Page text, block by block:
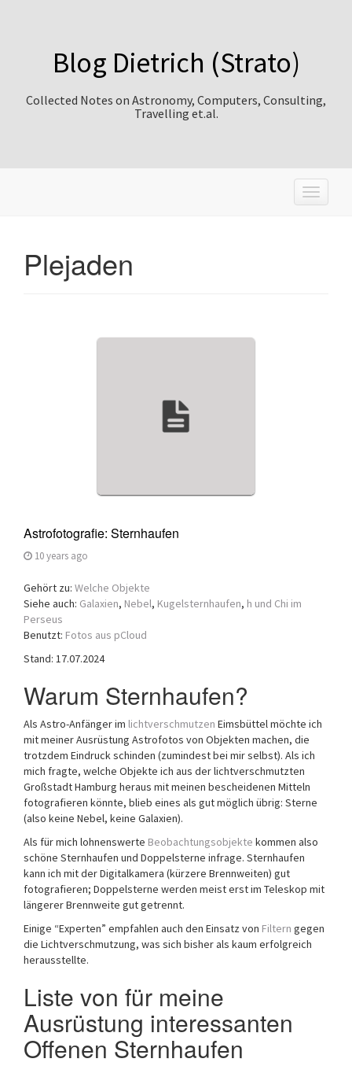
Blog Dietrich (Strato)
Collected Notes on Astronomy, Computers, Consulting,
Travelling et.al.
T
o
Plejaden
Astrofotografie: Sternhaufen
10 years ago
Gehört zu: Welche Objekte
Siehe auch: Galaxien, Nebel, Kugelsternhaufen, h und Chi im
Perseus
Benutzt: Fotos aus pCloud
Stand: 17.07.2024
Warum Sternhaufen?
Als Astro-Anfänger im lichtverschmutzen Eimsbüttel möchte ich
mit meiner Ausrüstung Astrofotos von Objekten machen, die
trotzdem Eindruck schinden (zumindest bei mir selbst). Als ich
mich fragte, welche Objekte ich aus der lichtverschmutzten
Großstadt Hamburg heraus mit meinen bescheidenen Mitteln
fotografieren könnte, blieb eines als gut möglich übrig: Sterne
(also keine Nebel, keine Galaxien).
Als für mich lohnenswerte Beobachtungsobjekte kommen also
schöne Sternhaufen und Doppelsterne infrage. Sternhaufen
kann ich mit der Digitalkamera (kürzere Brennweiten) gut
fotografieren; Doppelsterne werden meist erst im Teleskop mit
längerer Brennweite gut getrennt.
Einige “Experten” empfahlen auch den Einsatz von Filtern gegen
die Lichtverschmutzung, was sich bisher als kaum erfolgreich
herausstellte.
Liste von für meine
Ausrüstung interessanten
Offenen Sternhaufen